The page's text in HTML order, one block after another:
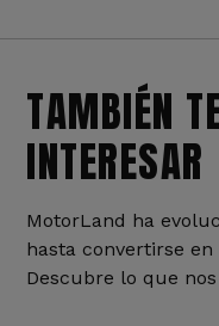
TAMBIÉN
INTERESAR
MotorLand ha
hasta convertirse
Descubre lo que